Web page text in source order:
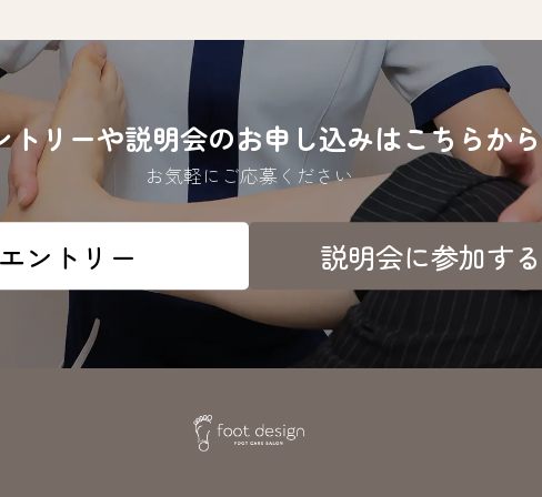
トリーや説明会のお申し込みはこちらから
お気軽にご応募ください
ントリー 説明会に参加する